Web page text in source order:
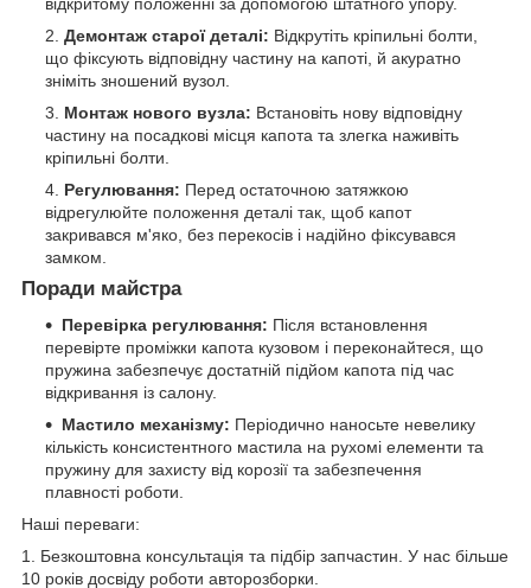
Демонтаж старої деталі: Відкрутіть кріпильні болти,
що фіксують відповідну частину на капоті, й акуратно
зніміть зношений вузол.
Монтаж нового вузла: Встановіть нову відповідну
частину на посадкові місця капота та злегка наживіть
кріпильні болти.
Регулювання: Перед остаточною затяжкою
відрегулюйте положення деталі так, щоб капот
закривався м'яко, без перекосів і надійно фіксувався
замком.
Поради майстра
Перевірка регулювання: Після встановлення
перевірте проміжки капота кузовом і переконайтеся, що
пружина забезпечує достатній підйом капота під час
відкривання із салону.
Мастило механізму: Періодично наносьте невелику
кількість консистентного мастила на рухомі елементи та
пружину для захисту від корозії та забезпечення
плавності роботи.
Наші переваги:
1. Безкоштовна консультація та підбір запчастин. У нас більше
10 років досвіду роботи авторозборки.